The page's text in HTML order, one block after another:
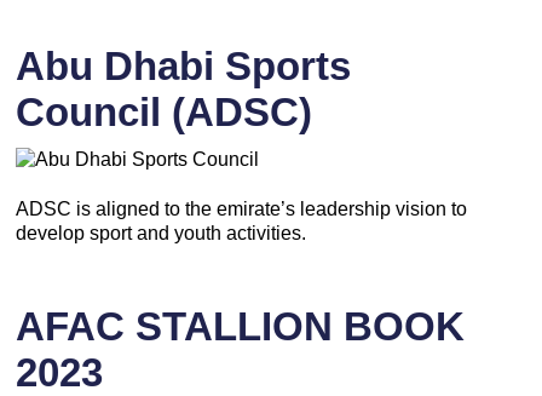
Abu Dhabi Sports
Council (ADSC)
ADSC is aligned to the emirate’s leadership vision to
develop sport and youth activities.
AFAC STALLION BOOK
2023